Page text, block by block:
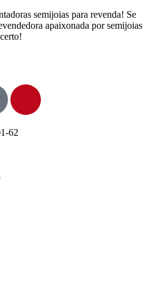
semijoias para revenda! Se
apaixonada por semijoias
62